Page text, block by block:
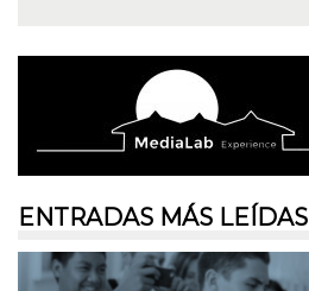
ENTRADAS MÁS LEÍDAS